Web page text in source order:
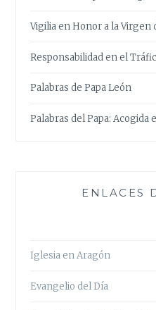
Vigilia en Honor a la Virgen
Responsabilidad en el
Palabras de Papa León
Palabras del Papa: Acogida
ENLACES
Iglesia en Aragón
Evangelio del Día